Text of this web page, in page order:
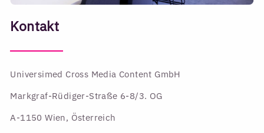
Kontakt
Universimed Cross Media Content GmbH
Markgraf-Rüdiger-Straße 6-8/3. OG
A-1150 Wien, Österreich